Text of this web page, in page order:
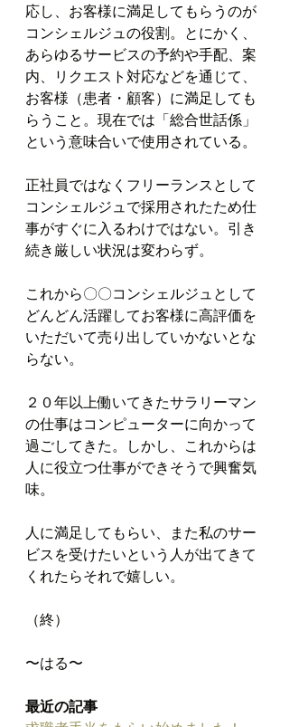
応し、お客様に満足してもらうのが
コンシェルジュの役割。とにかく、
あらゆるサービスの予約や手配、案
内、リクエスト対応などを通じて、
お客様（患者・顧客）に満足しても
らうこと。現在では「総合世話係」
という意味合いで使用されている。
正社員ではなくフリーランスとして
コンシェルジュで採用されたため仕
事がすぐに入るわけではない。引き
続き厳しい状況は変わらず。
これから〇〇コンシェルジュとして
どんどん活躍してお客様に高評価を
いただいて売り出していかないとな
らない。
２０年以上働いてきたサラリーマン
の仕事はコンピューターに向かって
過ごしてきた。しかし、これからは
人に役立つ仕事ができそうで興奮気
味。
人に満足してもらい、また私のサー
ビスを受けたいという人が出てきて
くれたらそれで嬉しい。
（終）
〜はる〜
最近の記事